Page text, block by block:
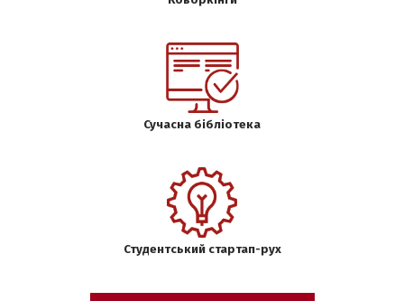
Сучасна бібліотека
Студентський стартап-рух